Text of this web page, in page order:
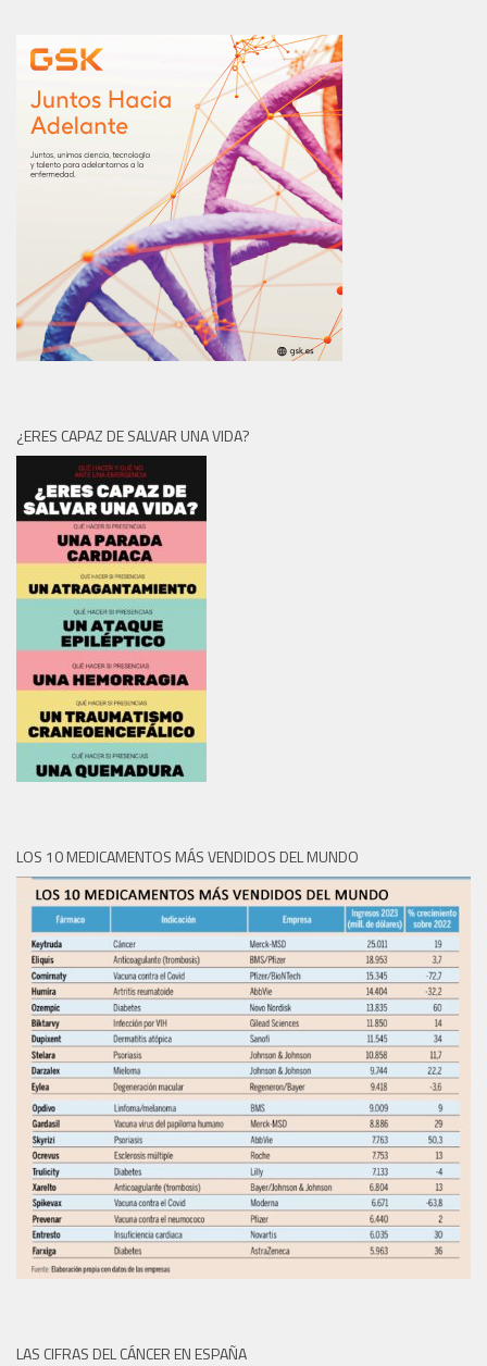
¿ERES CAPAZ DE SALVAR UNA VIDA?
LOS 10 MEDICAMENTOS MÁS VENDIDOS DEL MUNDO
LAS CIFRAS DEL CÁNCER EN ESPAÑA